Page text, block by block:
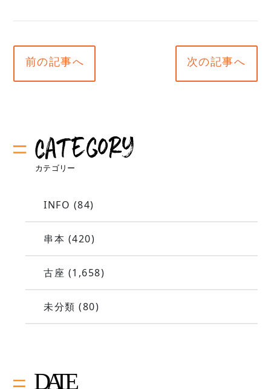
前の記事へ 次の記事へ
INFO (84)
串本 (420)
古座 (1,658)
未分類 (80)